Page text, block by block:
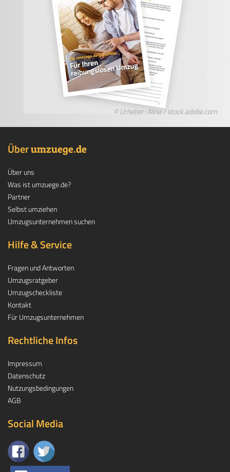
© Urheber: Alina / stock.adobe.com
Überumzuege.de
Über uns
Was ist umzuege.de?
Partner
Selbst umziehen
Umzugsunternehmen suchen
Hilfe & Service
Fragen und Antworten
Umzugsratgeber
Umzugscheckliste
Kontakt
Für Umzugsunternehmen
Rechtliche Infos
Impressum
Datenschutz
Nutzungsbedingungen
AGB
Social Media